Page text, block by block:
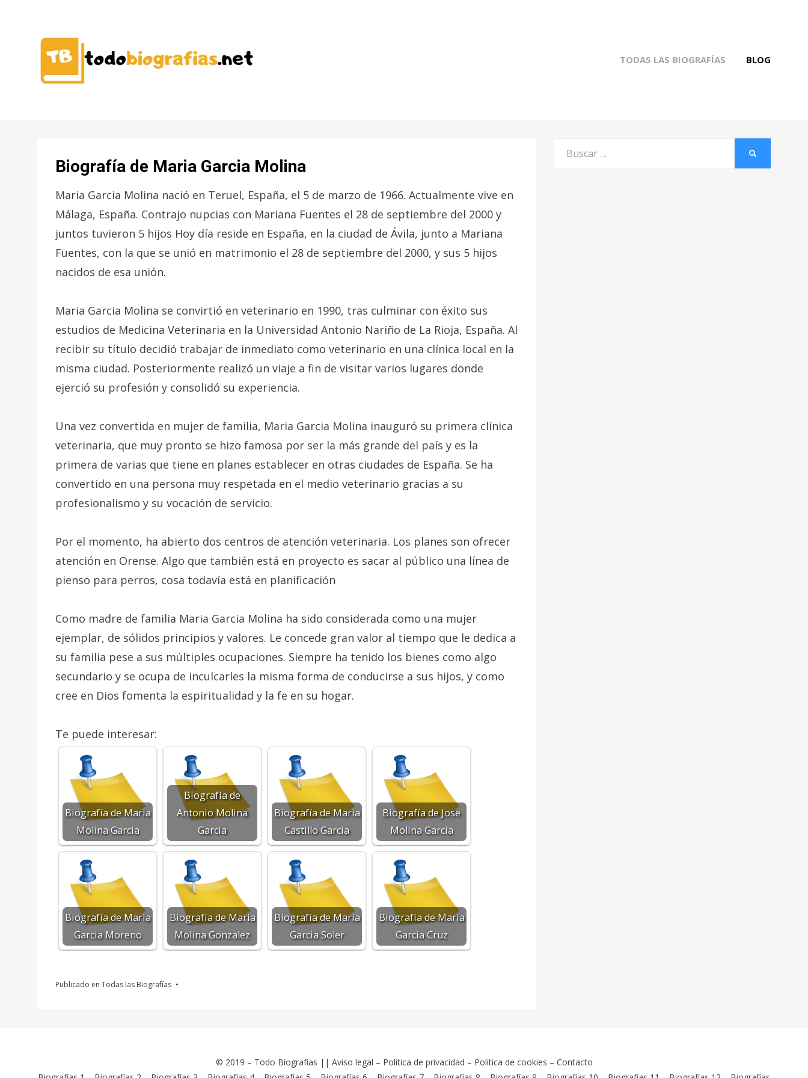
TODAS LAS BIOGRAFÍAS BLOG
Biografía de Maria Garcia Molina
Maria Garcia Molina nació en Teruel, España, el 5 de marzo de 1966. Actualmente vive en
Málaga, España. Contrajo nupcias con Mariana Fuentes el 28 de septiembre del 2000 y
juntos tuvieron 5 hijos Hoy día reside en España, en la ciudad de Ávila, junto a Mariana
Fuentes, con la que se unió en matrimonio el 28 de septiembre del 2000, y sus 5 hijos
nacidos de esa unión.
Maria Garcia Molina se convirtió en veterinario en 1990, tras culminar con éxito sus
estudios de Medicina Veterinaria en la Universidad Antonio Nariño de La Rioja, España. Al
recibir su título decidió trabajar de inmediato como veterinario en una clínica local en la
misma ciudad. Posteriormente realizó un viaje a fin de visitar varios lugares donde
ejerció su profesión y consolidó su experiencia.
Una vez convertida en mujer de familia, Maria Garcia Molina inauguró su primera clínica
veterinaria, que muy pronto se hizo famosa por ser la más grande del país y es la
primera de varias que tiene en planes establecer en otras ciudades de España. Se ha
convertido en una persona muy respetada en el medio veterinario gracias a su
profesionalismo y su vocación de servicio.
Por el momento, ha abierto dos centros de atención veterinaria. Los planes son ofrecer
atención en Orense. Algo que también está en proyecto es sacar al público una línea de
pienso para perros, cosa todavía está en planificación
Como madre de familia Maria Garcia Molina ha sido considerada como una mujer
ejemplar, de sólidos principios y valores. Le concede gran valor al tiempo que le dedica a
su familia pese a sus múltiples ocupaciones. Siempre ha tenido los bienes como algo
secundario y se ocupa de inculcarles la misma forma de conducirse a sus hijos, y como
cree en Dios fomenta la espiritualidad y la fe en su hogar.
Te puede interesar:
Biografía de Maria
Molina Garcia
Biografía de
Antonio Molina
Garcia
Biografía de Maria
Castillo Garcia
Biografía de Jose
Molina Garcia
Biografía de Maria
Garcia Moreno
Biografía de Maria
Molina Gonzalez
Biografía de Maria
Garcia Soler
Biografía de Maria
Garcia Cruz
Publicado en Todas las Biografías
Buscar
© 2019 – Todo Biografías || Aviso legal – Politica de privacidad – Politica de cookies – Contacto